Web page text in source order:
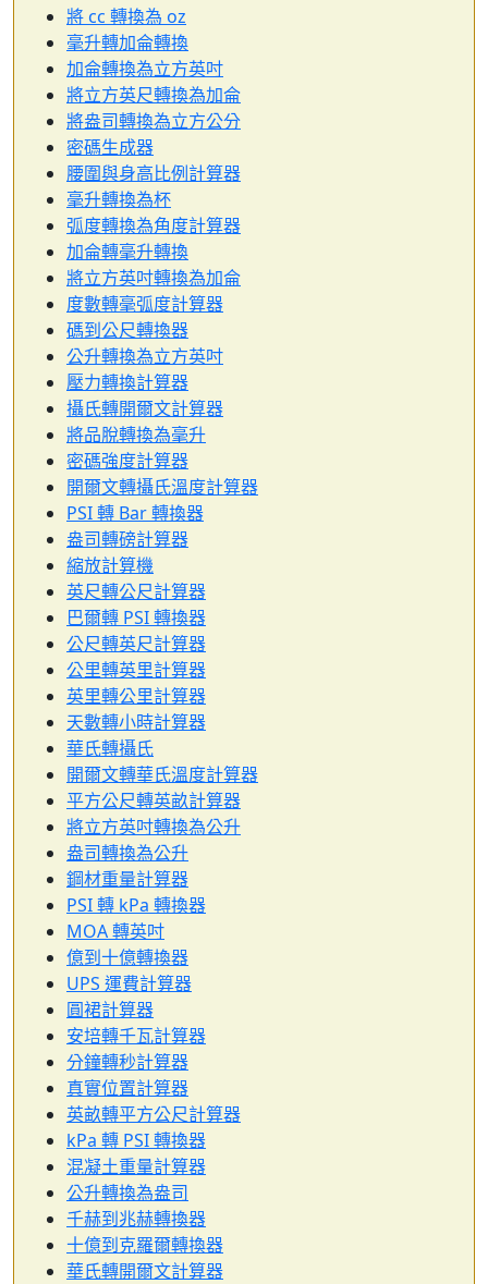
將 cc 轉換為 oz
毫升轉加侖轉換
加侖轉換為立方英吋
將立方英尺轉換為加侖
將盎司轉換為立方公分
密碼生成器
腰圍與身高比例計算器
毫升轉換為杯
弧度轉換為角度計算器
加侖轉毫升轉換
將立方英吋轉換為加侖
度數轉毫弧度計算器
碼到公尺轉換器
公升轉換為立方英吋
壓力轉換計算器
攝氏轉開爾文計算器
將品脫轉換為毫升
密碼強度計算器
開爾文轉攝氏溫度計算器
PSI 轉 Bar 轉換器
盎司轉磅計算器
縮放計算機
英尺轉公尺計算器
巴爾轉 PSI 轉換器
公尺轉英尺計算器
公里轉英里計算器
英里轉公里計算器
天數轉小時計算器
華氏轉攝氏
開爾文轉華氏溫度計算器
平方公尺轉英畝計算器
將立方英吋轉換為公升
盎司轉換為公升
鋼材重量計算器
PSI 轉 kPa 轉換器
MOA 轉英吋
億到十億轉換器
UPS 運費計算器
圓裙計算器
安培轉千瓦計算器
分鐘轉秒計算器
真實位置計算器
英畝轉平方公尺計算器
kPa 轉 PSI 轉換器
混凝土重量計算器
公升轉換為盎司
千赫到兆赫轉換器
十億到克羅爾轉換器
華氏轉開爾文計算器